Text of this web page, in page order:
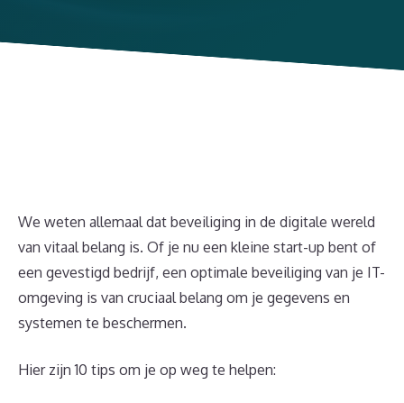
We weten allemaal dat beveiliging in de digitale wereld
van vitaal belang is. Of je nu een kleine start-up bent of
een gevestigd bedrijf, een optimale beveiliging van je IT-
omgeving is van cruciaal belang om je gegevens en
systemen te beschermen.
Hier zijn 10 tips om je op weg te helpen: